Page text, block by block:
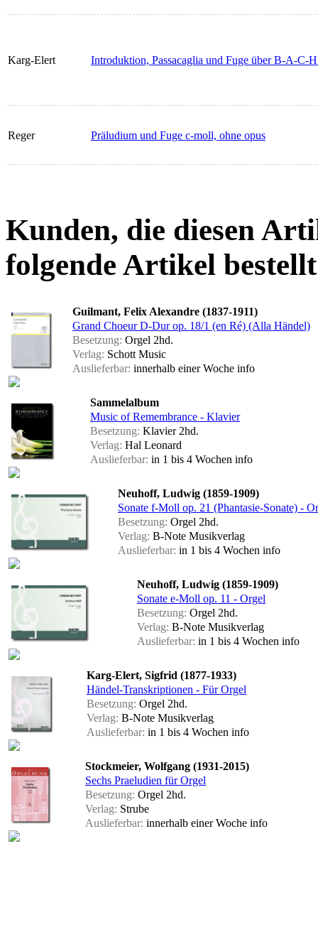
Karg-Elert Introduktion, Passacaglia und Fuge über B-A-C-
Reger Präludium und Fuge c-moll, ohne opus
Kunden, die diesen
folgende Artikel
Guilmant, Felix Alexandre (1837-1911)
Grand Choeur D-Dur op. 18/1 (en Ré) (Alla Händel)
Besetzung: Orgel 2hd.
Verlag: Schott Music
Auslieferbar: innerhalb einer Woche info
Sammelalbum
Music of Remembrance - Klavier
Besetzung: Klavier 2hd.
Verlag: Hal Leonard
Auslieferbar: in 1 bis 4 Wochen info
Neuhoff, Ludwig (1859-1909)
Sonate f-Moll op. 21 (Phantasie-Sonate) -
Besetzung: Orgel 2hd.
Verlag: B-Note Musikverlag
Auslieferbar: in 1 bis 4 Wochen info
Neuhoff, Ludwig (1859-1909)
Sonate e-Moll op. 11 - Orgel
Besetzung: Orgel 2hd.
Verlag: B-Note Musikverlag
Auslieferbar: in 1 bis 4 Wochen info
Karg-Elert, Sigfrid (1877-1933)
Händel-Transkriptionen - Für Orgel
Besetzung: Orgel 2hd.
Verlag: B-Note Musikverlag
Auslieferbar: in 1 bis 4 Wochen info
Stockmeier, Wolfgang (1931-2015)
Sechs Praeludien für Orgel
Besetzung: Orgel 2hd.
Verlag: Strube
Auslieferbar: innerhalb einer Woche info